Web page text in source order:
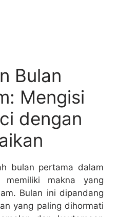
Bulan
Mengisi
dengan
bulan pertama dalam
makna yang
Bulan ini dipandang
yang paling dihormati